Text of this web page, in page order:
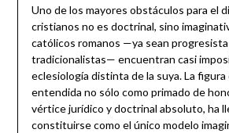
Uno de los mayores obstáculos para el
cristianos no es doctrinal, sino
católicos romanos —ya sean
tradicionalistas— encuentran casi
eclesiología distinta de la suya. La figura
entendida no sólo como primado de
vértice jurídico y doctrinal absoluto, ha
constituirse como el único modelo